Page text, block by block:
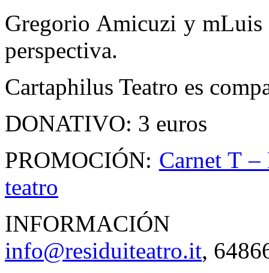
Gregorio Amicuzi y mLuis
perspectiva.
Cartaphilus Teatro es
DONATIVO: 3 euros
PROMOCIÓN: Carnet T
teatro
INFORMACIÓN
info@residuiteatro.it,